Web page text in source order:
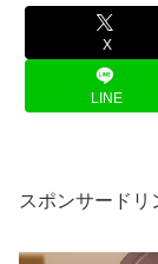
X
LINE
スポンサードリ